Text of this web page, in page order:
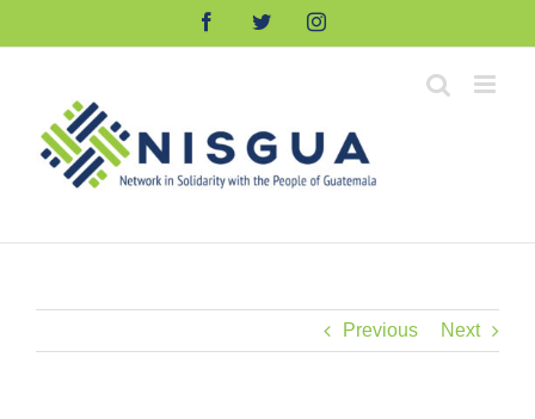
FacebookTwitterInstagram
Previous Next